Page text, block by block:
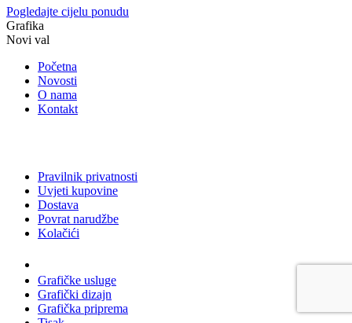
Pogledajte cijelu ponudu
Grafika
Novi val
Početna
Novosti
O nama
Kontakt
Pravilnik privatnosti
Uvjeti kupovine
Dostava
Povrat narudžbe
Kolačići
Grafičke usluge
Grafički dizajn
Grafička priprema